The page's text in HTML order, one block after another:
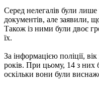
Серед нелегалів були
документів, але заявили,
Також із ними були двоє
їх.
За інформацією поліції,
років. При цьому, 14 з них
оскільки вони були